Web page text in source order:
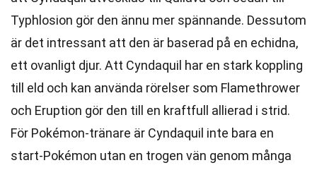
Typhlosion gör den ännu mer spännande. Dessutom
är det intressant att den är baserad på en echidna,
ett ovanligt djur. Att Cyndaquil har en stark koppling
till eld och kan använda rörelser som Flamethrower
och Eruption gör den till en kraftfull allierad i strid.
För Pokémon-tränare är Cyndaquil inte bara en
start-Pokémon utan en trogen vän genom många